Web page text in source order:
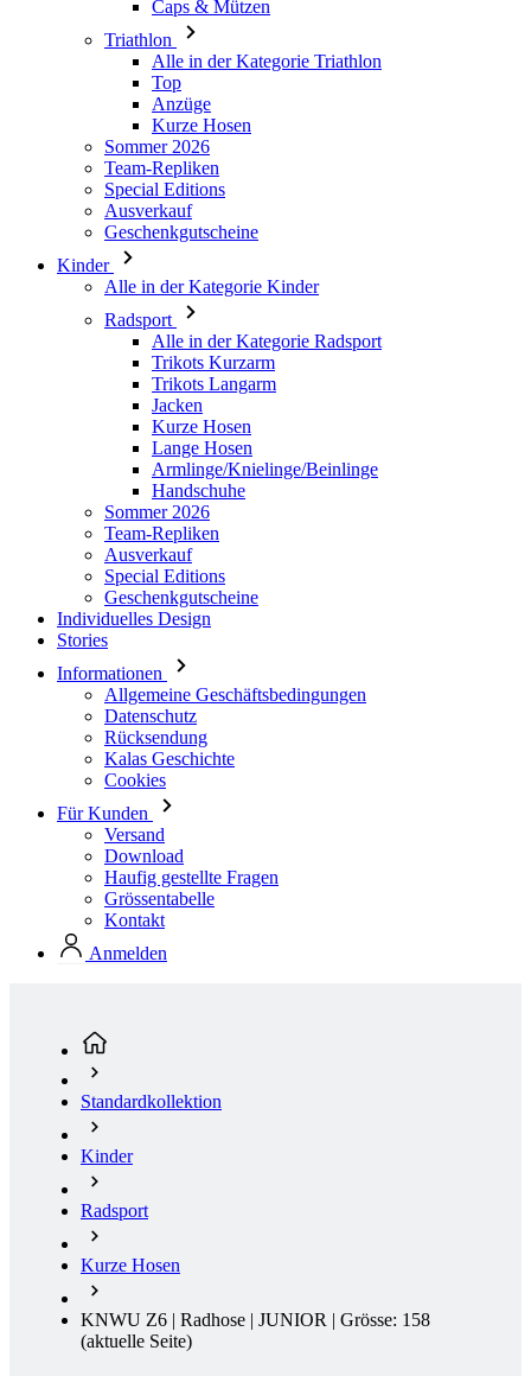
Caps & Mützen
Triathlon
Alle in der Kategorie Triathlon
Top
Anzüge
Kurze Hosen
Sommer 2026
Team-Repliken
Special Editions
Ausverkauf
Geschenkgutscheine
Kinder
Alle in der Kategorie Kinder
Radsport
Alle in der Kategorie Radsport
Trikots Kurzarm
Trikots Langarm
Jacken
Kurze Hosen
Lange Hosen
Armlinge/Knielinge/Beinlinge
Handschuhe
Sommer 2026
Team-Repliken
Ausverkauf
Special Editions
Geschenkgutscheine
Individuelles Design
Stories
Informationen
Allgemeine Geschäftsbedingungen
Datenschutz
Rücksendung
Kalas Geschichte
Cookies
Für Kunden
Versand
Download
Haufig gestellte Fragen
Grössentabelle
Kontakt
Anmelden
Standardkollektion
Kinder
Radsport
Kurze Hosen
KNWU Z6 | Radhose | JUNIOR | Grösse: 158
(aktuelle Seite)